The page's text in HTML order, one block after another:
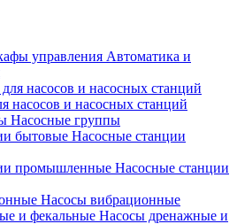
Автоматика и
насосов и насосных станций
Насосные группы
Насосные станции
Насосные станции
Насосы вибрационные
Насосы дренажные и